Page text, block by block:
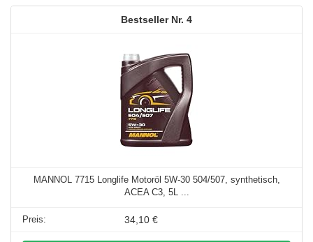
4
MANNOL 7715 Longlife Motoröl 5W-30 504/507, synthetisch,
ACEA C3, 5L ...
34,10 €